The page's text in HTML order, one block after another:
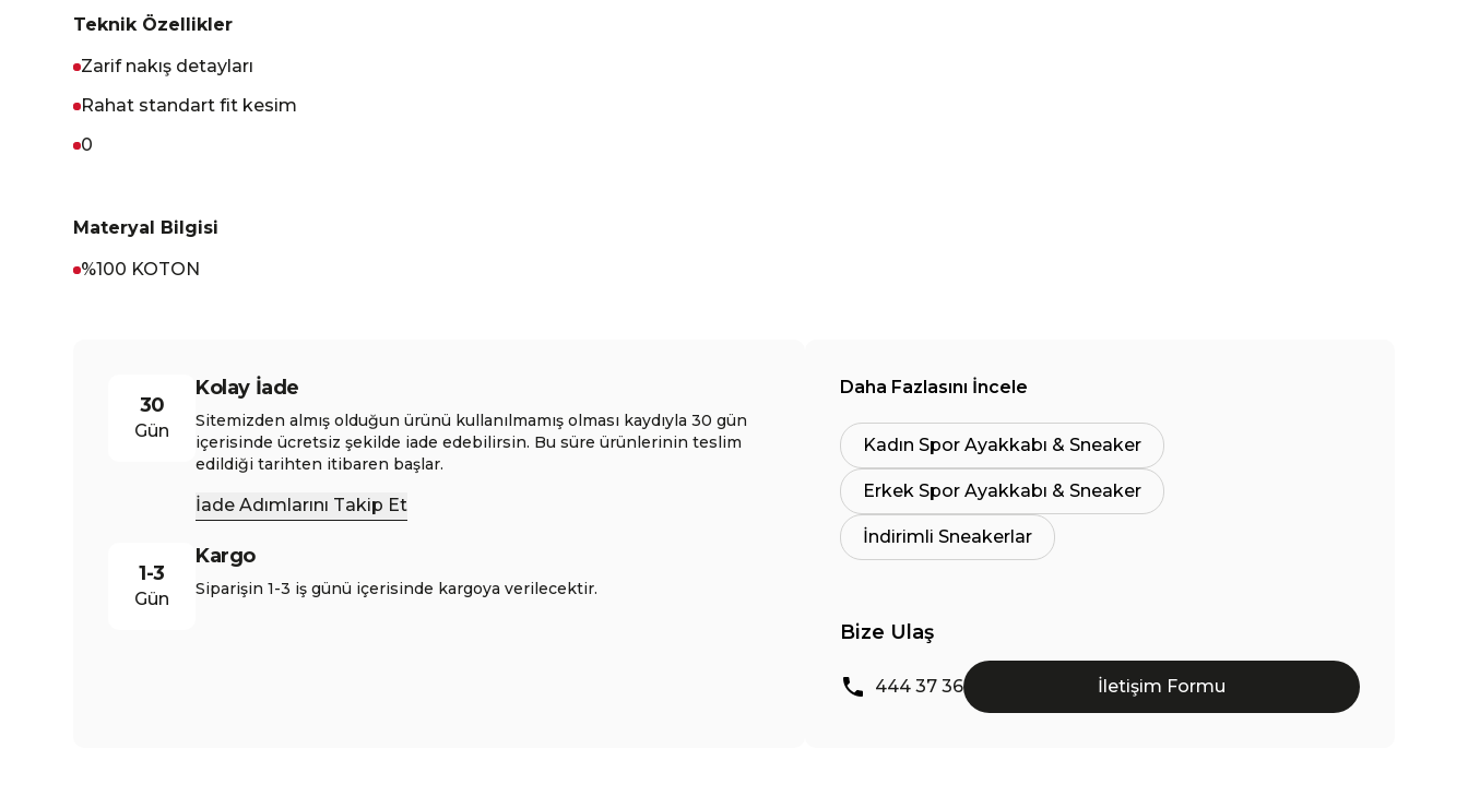
Teknik Özellikler
Zarif nakış detayları
Rahat standart fit kesim
0
Materyal Bilgisi
%100 KOTON
30
Gün
Kolay İade
Sitemizden almış olduğun ürünü kullanılmamış olması kaydıyla 30 gün
içerisinde ücretsiz şekilde iade edebilirsin. Bu süre ürünlerinin teslim
edildiği tarihten itibaren başlar.
İade Adımlarını Takip Et
1-3
Gün
Kargo
Siparişin 1-3 iş günü içerisinde kargoya verilecektir.
Daha Fazlasını İncele
Kadın Spor Ayakkabı & Sneaker
Erkek Spor Ayakkabı & Sneaker
İndirimli Sneakerlar
Bize Ulaş
444 37 36 İletişim Formu